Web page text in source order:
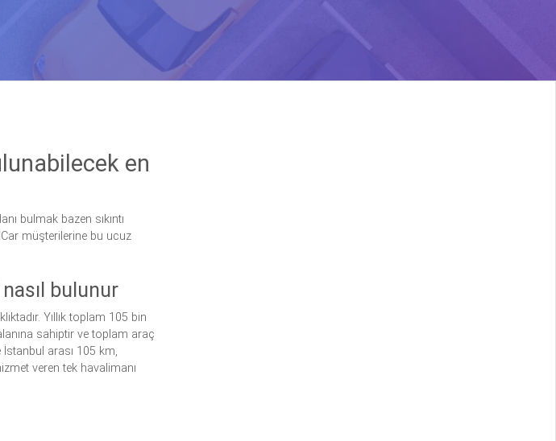
en
bulmak bazen sıkıntı
müşterilerine bu ucuz
bulunur
Yıllık toplam 105 bin
sahiptir ve toplam araç
İstanbul arası 105 km,
veren tek havalimanı